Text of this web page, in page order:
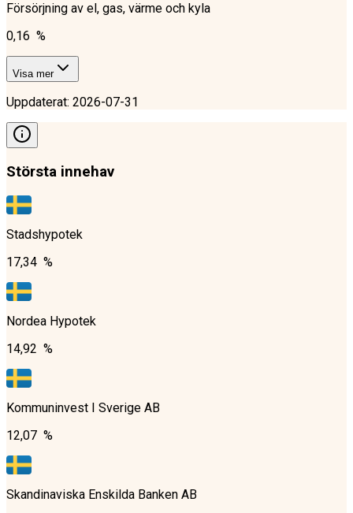
Försörjning av el, gas, värme och kyla
0,16 %
Visa mer
Uppdaterat: 2026-07-31
Största innehav
Stadshypotek
17,34 %
Nordea Hypotek
14,92 %
Kommuninvest I Sverige AB
12,07 %
Skandinaviska Enskilda Banken AB